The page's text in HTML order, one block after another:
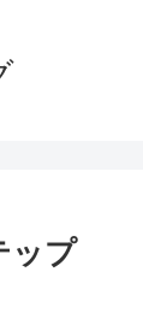
ップ